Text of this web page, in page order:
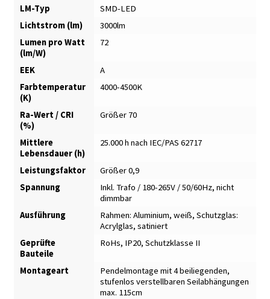
LM-Typ
SMD-LED
Lichtstrom (lm)
3000lm
Lumen pro Watt
(lm/W)
72
EEK
A
Farbtemperatur
(K)
4000-4500K
Ra-Wert / CRI
(%)
Größer 70
Mittlere
Lebensdauer (h)
25.000 h nach IEC/PAS 62717
Leistungsfaktor
Größer 0,9
Spannung
Inkl. Trafo / 180-265V / 50/60Hz, nicht
dimmbar
Ausführung
Rahmen: Aluminium, weiß, Schutzglas:
Acrylglas, satiniert
Geprüfte
Bauteile
RoHs, IP20, Schutzklasse II
Montageart
Pendelmontage mit 4 beiliegenden,
stufenlos verstellbaren Seilabhängungen
max. 115cm